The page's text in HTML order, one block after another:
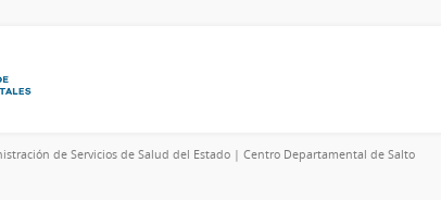
de Servicios de Salud del Estado | Centro Departamental de Salto